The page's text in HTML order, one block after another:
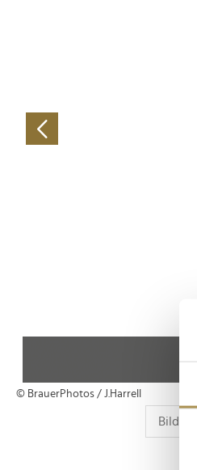
© BrauerPhotos / J.Harrell